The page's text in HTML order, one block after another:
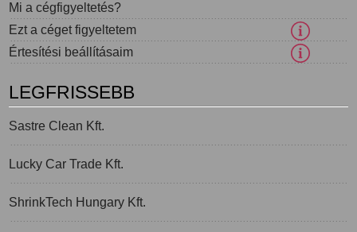
Mi a cégfigyeltetés?
Ezt a céget figyeltetem
Értesítési beállításaim
LEGFRISSEBB
Sastre Clean Kft.
Lucky Car Trade Kft.
ShrinkTech Hungary Kft.